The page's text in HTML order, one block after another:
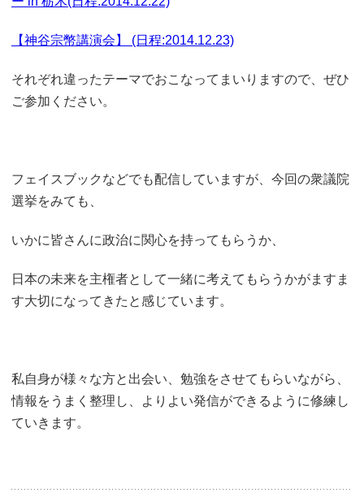
【神谷宗幣講演会】 (日程:2014.12.23)
それぞれ違ったテーマでおこなってまいりますので、ぜひ
ご参加ください。
フェイスブックなどでも配信していますが、今回の衆議院
選挙をみても、
いかに皆さんに政治に関心を持ってもらうか、
日本の未来を主権者として一緒に考えてもらうかがますま
す大切になってきたと感じています。
私自身が様々な方と出会い、勉強をさせてもらいながら、
情報をうまく整理し、よりよい発信ができるように修練し
ていきます。